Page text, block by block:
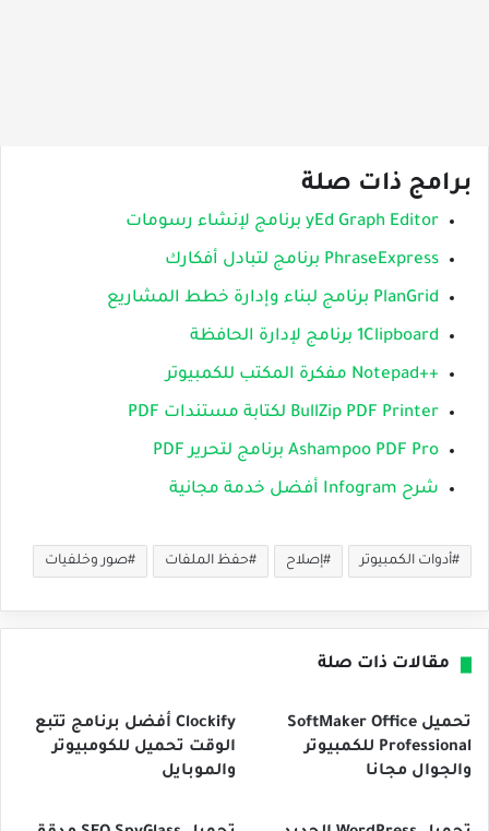
برامج ذات صلة
yEd Graph Editor برنامج لإنشاء رسومات
PhraseExpress برنامج لتبادل أفكارك
PlanGrid برنامج لبناء وإدارة خطط المشاريع
1Clipboard برنامج لإدارة الحافظة
++Notepad مفكرة المكتب للكمبيوتر
BullZip PDF Printer لكتابة مستندات PDF
Ashampoo PDF Pro برنامج لتحرير PDF
شرح Infogram أفضل خدمة مجانية
أدوات الكمبيوتر إصلاح حفظ الملفات صور وخلفيات
مقالات ذات صلة
تحميل SoftMaker Office
Professional للكمبيوتر
والجوال مجانا
Clockify أفضل برنامج تتبع
الوقت تحميل للكومبيوتر
والموبايل